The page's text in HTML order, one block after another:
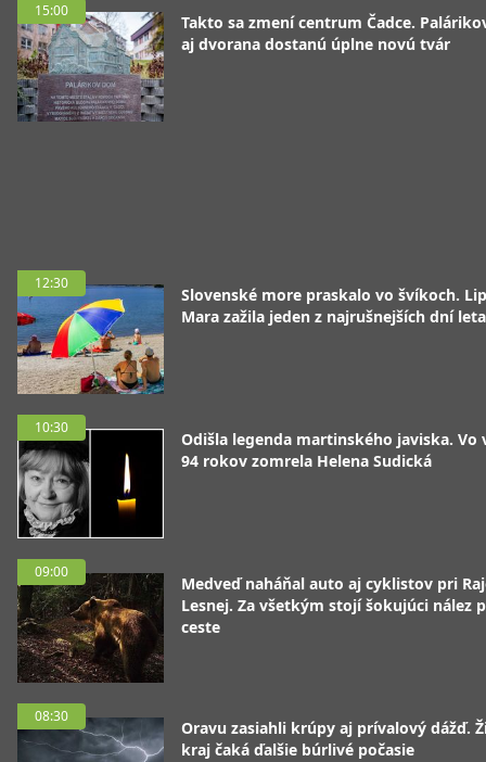
15:00
Takto sa zmení centrum Čadce.
aj dvorana dostanú úplne novú tvár
12:30
Slovenské more praskalo vo švíkoch.
Mara zažila jeden z najrušnejších dní leta
10:30
Odišla legenda martinského javiska. Vo
94 rokov zomrela Helena Sudická
09:00
Medveď naháňal auto aj cyklistov pri
Lesnej. Za všetkým stojí šokujúci nález
ceste
08:30
Oravu zasiahli krúpy aj prívalový dážď.
kraj čaká ďalšie búrlivé počasie